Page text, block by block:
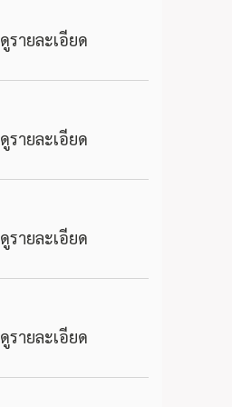
ดูรายละเอียด
ดูรายละเอียด
ดูรายละเอียด
ดูรายละเอียด